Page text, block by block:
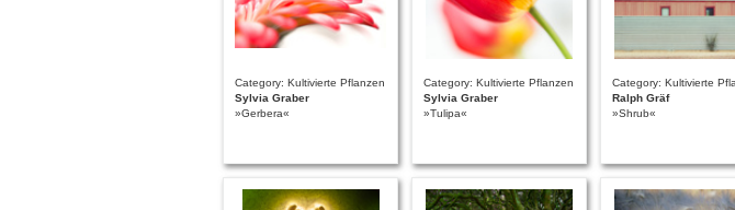
Category: Kultivierte Pflanzen
Sylvia Graber
»Gerbera«
Category: Kultivierte Pflanzen
Sylvia Graber
»Tulipa«
Category: Kultivierte
Ralph Gräf
»Shrub«